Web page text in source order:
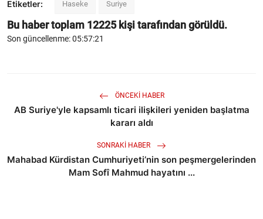
Etiketler: Haseke Suriye
Bu haber toplam 12225kişi tarafından görüldü.
Son güncellenme: 05:57:21
ÖNCEKI HABER
AB Suriye'yle kapsamlı ticari ilişkileri yeniden başlatma
kararı aldı
SONRAKI HABER
Mahabad Kürdistan Cumhuriyeti’nin son peşmergelerinden
Mam Sofî Mahmud hayatını ...